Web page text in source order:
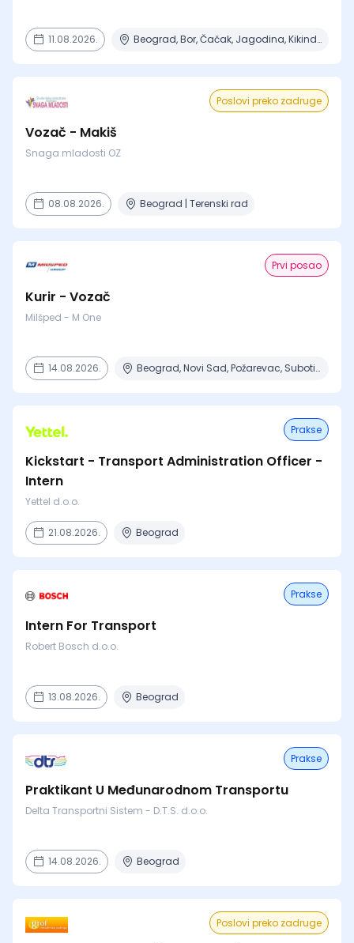
11.08.2026. Beograd, Bor, Čačak, Jagodina, Kikinda + 23 mesta | Terenski rad
Poslovi preko zadruge
Vozač - Makiš
Snaga mladosti OZ
08.08.2026. Beograd | Terenski rad
Prvi posao
Kurir - Vozač
Milšped - M One
14.08.2026. Beograd, Novi Sad, Požarevac, Subotica, Šabac
Prakse
Kickstart - Transport Administration Officer -
Intern
Yettel d.o.o.
21.08.2026. Beograd
Prakse
Intern For Transport
Robert Bosch d.o.o.
13.08.2026. Beograd
Prakse
Praktikant U Međunarodnom Transportu
Delta Transportni Sistem - D.T.S. d.o.o.
14.08.2026. Beograd
Poslovi preko zadruge